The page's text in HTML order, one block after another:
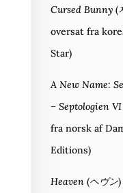
Cursed Bunny(
oversat fra
Star)
A New Name:
– Septologien
fra norsk af
Editions)
Heaven(ヘヴン